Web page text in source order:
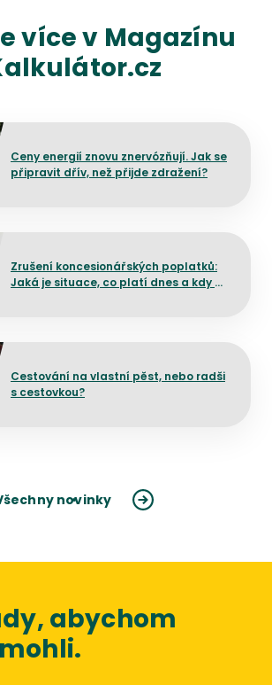
více v Magazínu
Ceny energií znovu znervózňují. Jak se
připravit dřív, než přijde zdražení?
Zrušení koncesionářských poplatků:
Jaká je situace, co platí dnes a kdy by
Cestování na vlastní pěst, nebo radši
s cestovkou?
novinky
abychom